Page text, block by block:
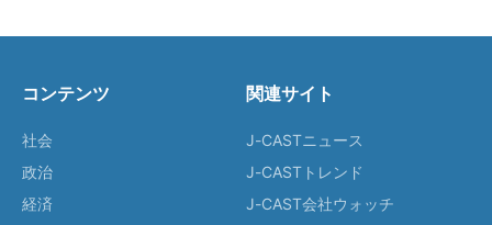
コンテンツ
社会
政治
経済
関連サイト
J-CASTニュース
J-CASTトレンド
J-CAST会社ウォッチ